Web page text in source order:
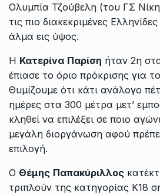
Ολυμπία Τζούβελη (του ΓΣ
τις πιο διακεκριμένες
άλμα εις ύψος.
Η Κατερίνα Παρίση ήταν 2η
έπιασε το όριο πρόκρισης για
Θυμίζουμε ότι κάτι ανάλογο
ημέρες στα 300 μέτρα μετ’
κληθεί να επιλέξει σε ποιο
μεγάλη διοργάνωση αφού
επιλογή.
Ο Θέμης Παπακύριλλος
τριπλούν της κατηγορίας Κ18